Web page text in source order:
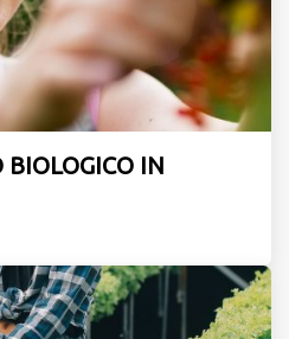
BIOLOGICO IN